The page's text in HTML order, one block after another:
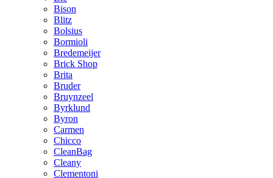
Bison
Blitz
Bolsius
Bormioli
Bredemeijer
Brick Shop
Brita
Bruder
Bruynzeel
Byrklund
Byron
Carmen
Chicco
CleanBag
Cleany
Clementoni